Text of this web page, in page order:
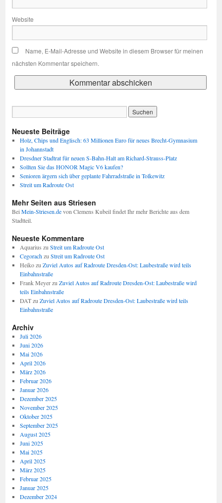
Website
Name, E-Mail-Adresse und Website in diesem Browser für meinen
nächsten Kommentar speichern.
Neueste Beiträge
Holz, Chips und Englisch: 63 Millionen Euro für neues Brecht-Gymnasium
in Johannstadt
Dresdner Stadtrat für neuen S-Bahn-Halt am Richard-Strauss-Platz
Sollten Sie das HONOR Magic V6 kaufen?
Senioren ärgern sich über geplante Fahrradstraße in Tolkewitz
Streit um Radroute Ost
Mehr Seiten aus Striesen
BeiMein-Striesen.devon Clemens Kubeil findet Ihr mehr Berichte aus dem
Stadtteil.
Neueste Kommentare
Aquarius zuStreit um Radroute Ost
CegorachzuStreit um Radroute Ost
HeikozuZuviel Autos auf Radroute Dresden-Ost: Laubestraße wird teils
Einbahnstraße
Frank MeyerzuZuviel Autos auf Radroute Dresden-Ost: Laubestraße wird
teils Einbahnstraße
DATzuZuviel Autos auf Radroute Dresden-Ost: Laubestraße wird teils
Einbahnstraße
Archiv
Juli 2026
Juni 2026
Mai 2026
April 2026
März 2026
Februar 2026
Januar 2026
Dezember 2025
November 2025
Oktober 2025
September 2025
August 2025
Juni 2025
Mai 2025
April 2025
März 2025
Februar 2025
Januar 2025
Dezember 2024